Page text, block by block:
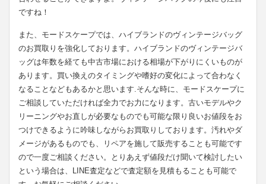
ですね！
また、モードスケープでは、ハイブランドのヴィンテージバッグ
のお買取りを強化しております。ハイブランドのヴィンテージバ
ッグは年数を経ても中古市場における相場が下がりにくいものが
あります。買い換えのタイミングや嗜好の変化によって合わなく
なることなどもあるかと思います.そんな時に、モードスケープに
ご相談していただければ全力でお力になります。古いモデルやク
リーニングやお直しが必要なものでも可能な限り良いお値段をお
つけできるように吟味しながらお買取りしております。汚れやダ
メージがあるものでも、リペアを施して販売することも可能です
ので一度ご相談ください。とりあえず値段だけ聞いて検討したい
という場合は、LINE査定などで査定額を見積もることも可能で